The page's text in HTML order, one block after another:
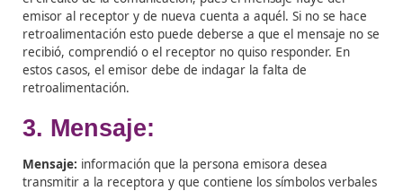
ambas. Sin embargo, la comprensión puede ocurrir
únicamente en la mente de la persona receptora, es
quien decide si ha comprendido o no el mensaje. Un
importante para la decodificación del mensaje es la
que se le presta, ya sea al escucharlo, leerlo, etc.
3) Aceptación:una vez que las personas receptoras
recibido y decodificado el mensaje, tienen la
aceptarlo o rechazarlo. La aceptación depende de una